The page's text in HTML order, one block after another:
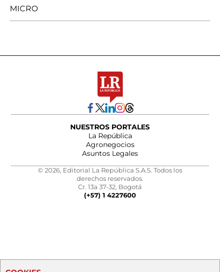
MICRO
NUESTROS PORTALES
La República
Agronegocios
Asuntos Legales
© 2026, Editorial La República S.A.S. Todos los
derechos reservados.
Cr. 13a 37-32, Bogotá
(+57) 1 4227600